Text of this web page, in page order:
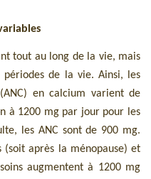
tout au long de la vie, mais
de la vie. Ainsi, les
en calcium varient de
à 1200 mg par jour pour les
les ANC sont de 900 mg.
après la ménopause) et
augmentent à 1200 mg